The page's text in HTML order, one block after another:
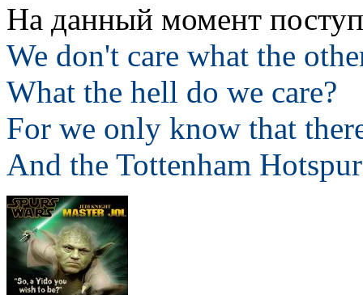
На данный момент
We don't care what the
What the hell do we care?
For we only know that
And the Tottenham